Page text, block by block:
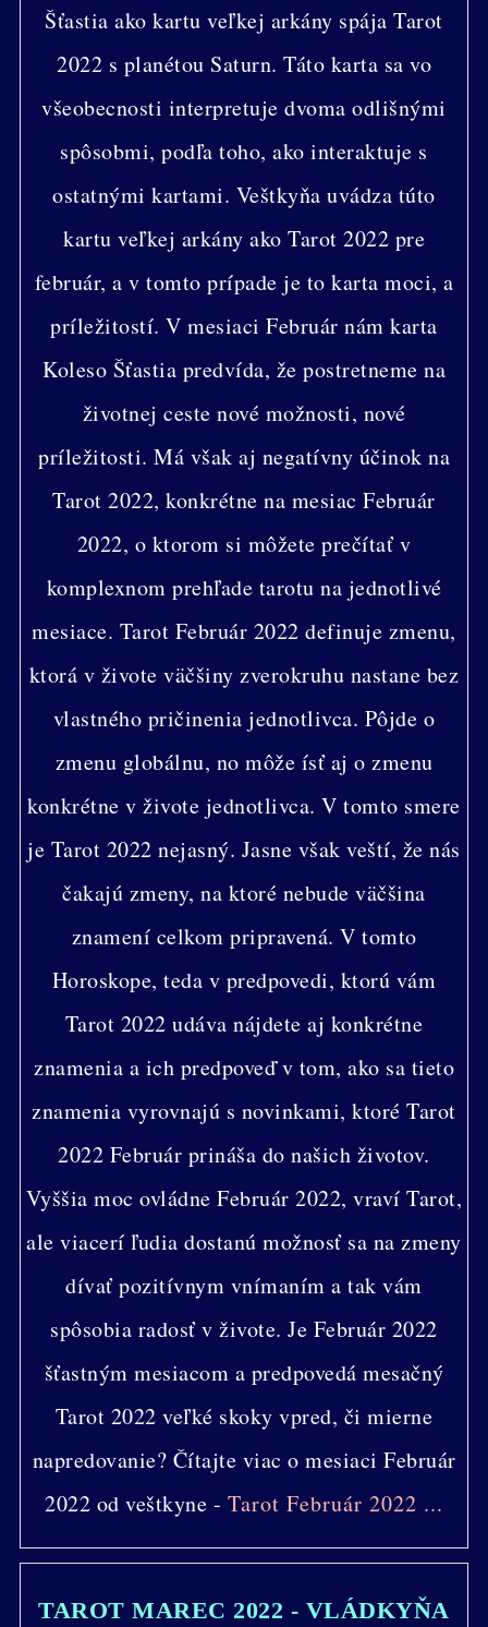
Šťastia ako kartu veľkej arkány spája Tarot
2022 s planétou Saturn. Táto karta sa vo
všeobecnosti interpretuje dvoma odlišnými
spôsobmi, podľa toho, ako interaktuje s
ostatnými kartami. Veštkyňa uvádza túto
kartu veľkej arkány ako Tarot 2022 pre
február, a v tomto prípade je to karta moci, a
príležitostí. V mesiaci Február nám karta
Koleso Šťastia predvída, že postretneme na
životnej ceste nové možnosti, nové
príležitosti. Má však aj negatívny účinok na
Tarot 2022, konkrétne na mesiac Február
2022, o ktorom si môžete prečítať v
komplexnom prehľade tarotu na jednotlivé
mesiace. Tarot Február 2022 definuje zmenu,
ktorá v živote väčšiny zverokruhu nastane bez
vlastného pričinenia jednotlivca. Pôjde o
zmenu globálnu, no môže ísť aj o zmenu
konkrétne v živote jednotlivca. V tomto smere
je Tarot 2022 nejasný. Jasne však veští, že nás
čakajú zmeny, na ktoré nebude väčšina
znamení celkom pripravená. V tomto
Horoskope, teda v predpovedi, ktorú vám
Tarot 2022 udáva nájdete aj konkrétne
znamenia a ich predpoveď v tom, ako sa tieto
znamenia vyrovnajú s novinkami, ktoré Tarot
2022 Február prináša do našich životov.
Vyššia moc ovládne Február 2022, vraví Tarot,
ale viacerí ľudia dostanú možnosť sa na zmeny
dívať pozitívnym vnímaním a tak vám
spôsobia radosť v živote. Je Február 2022
šťastným mesiacom a predpovedá mesačný
Tarot 2022 veľké skoky vpred, či mierne
napredovanie? Čítajte viac o mesiaci Február
2022 od veštkyne - Tarot Február 2022 ...
TAROT MAREC 2022 - VLÁDKYŇA